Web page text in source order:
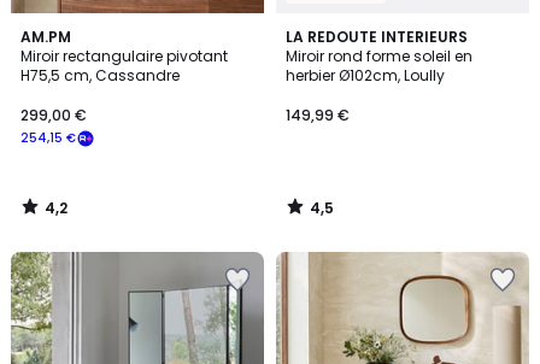
AM.PM
Miroir rectangulaire pivotant
H75,5 cm, Cassandre
254,15 €
299,00 €
4,2
/ 5
4,2
/
LA REDOUTE INTERIEURS
Miroir rond forme soleil en
herbier Ø102cm, Loully
149,99 €
4,5
/ 5
4,5
/